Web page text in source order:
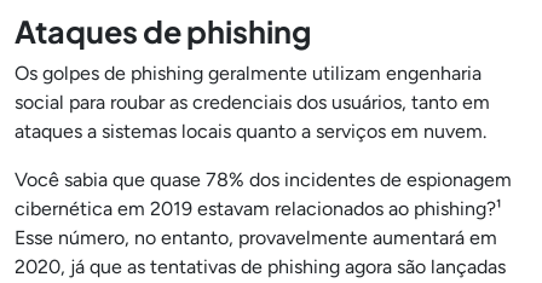
Ataques de phishing
Os golpes de phishing geralmente utilizam engenharia
social para roubar as credenciais dos usuários, tanto em
ataques a sistemas locais quanto a serviços em nuvem.
Você sabia que quase 78% dos incidentes de espionagem
cibernética em 2019 estavam relacionados ao phishing?¹
Esse número, no entanto, provavelmente aumentará em
2020, já que as tentativas de phishing agora são lançadas